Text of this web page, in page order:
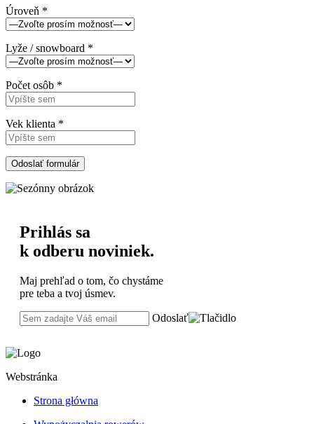
Úroveň *
Lyže / snowboard *
Počet osôb *
Vek klienta *
Prihlás sa
k odberu noviniek.
Maj prehľad o tom, čo chystáme
pre teba a tvoj úsmev.
Odoslať
Webstránka
Strona główna